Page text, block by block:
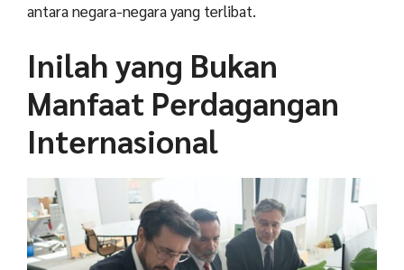
antara negara-negara yang terlibat.
Inilah yang Bukan
Manfaat Perdagangan
Internasional